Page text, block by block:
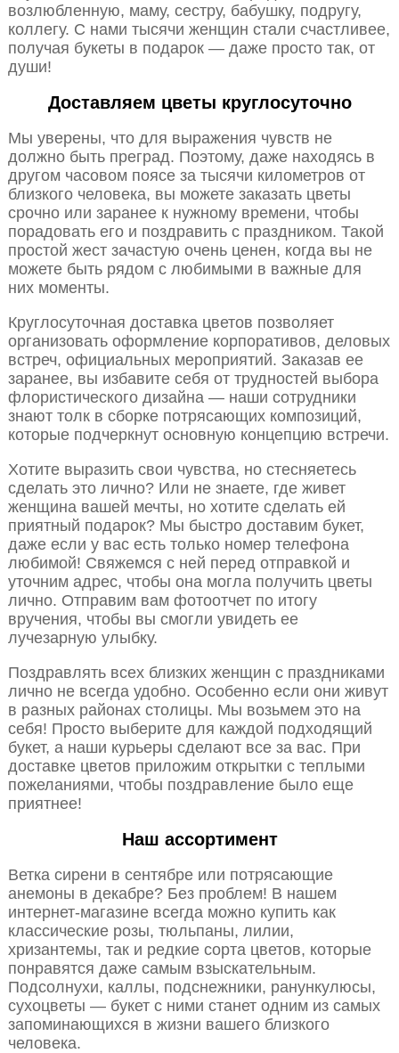
возлюбленную, маму, сестру, бабушку, подругу,
коллегу. С нами тысячи женщин стали счастливее,
получая букеты в подарок — даже просто так, от
души!
Доставляем цветы круглосуточно
Мы уверены, что для выражения чувств не
должно быть преград. Поэтому, даже находясь в
другом часовом поясе за тысячи километров от
близкого человека, вы можете заказать цветы
срочно или заранее к нужному времени, чтобы
порадовать его и поздравить с праздником. Такой
простой жест зачастую очень ценен, когда вы не
можете быть рядом с любимыми в важные для
них моменты.
Круглосуточная доставка цветов позволяет
организовать оформление корпоративов, деловых
встреч, официальных мероприятий. Заказав ее
заранее, вы избавите себя от трудностей выбора
флористического дизайна — наши сотрудники
знают толк в сборке потрясающих композиций,
которые подчеркнут основную концепцию встречи.
Хотите выразить свои чувства, но стесняетесь
сделать это лично? Или не знаете, где живет
женщина вашей мечты, но хотите сделать ей
приятный подарок? Мы быстро доставим букет,
даже если у вас есть только номер телефона
любимой! Свяжемся с ней перед отправкой и
уточним адрес, чтобы она могла получить цветы
лично. Отправим вам фотоотчет по итогу
вручения, чтобы вы смогли увидеть ее
лучезарную улыбку.
Поздравлять всех близких женщин с праздниками
лично не всегда удобно. Особенно если они живут
в разных районах столицы. Мы возьмем это на
себя! Просто выберите для каждой подходящий
букет, а наши курьеры сделают все за вас. При
доставке цветов приложим открытки с теплыми
пожеланиями, чтобы поздравление было еще
приятнее!
Наш ассортимент
Ветка сирени в сентябре или потрясающие
анемоны в декабре? Без проблем! В нашем
интернет-магазине всегда можно купить как
классические розы, тюльпаны, лилии,
хризантемы, так и редкие сорта цветов, которые
понравятся даже самым взыскательным.
Подсолнухи, каллы, подснежники, ранункулюсы,
сухоцветы — букет с ними станет одним из самых
запоминающихся в жизни вашего близкого
человека.